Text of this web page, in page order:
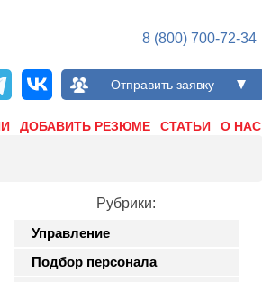
8 (800) 700-72-34
Отправить заявку
ДОБАВИТЬ РЕЗЮМЕ СТАТЬИ О НАС
Рубрики:
Управление
Подбор персонала